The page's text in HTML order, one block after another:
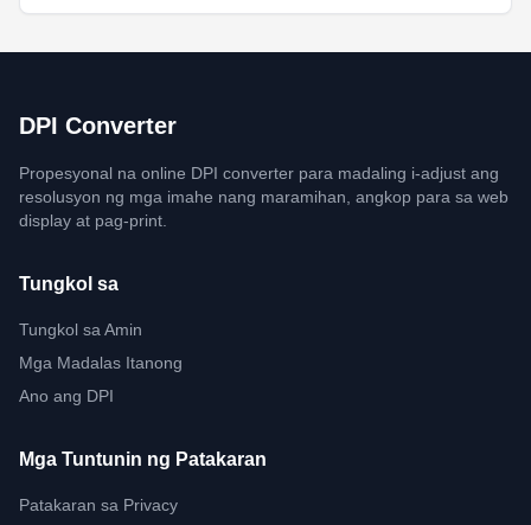
DPI Converter
Propesyonal na online DPI converter para madaling i-adjust ang
resolusyon ng mga imahe nang maramihan, angkop para sa web
display at pag-print.
Tungkol sa
Tungkol sa Amin
Mga Madalas Itanong
Ano ang DPI
Mga Tuntunin ng Patakaran
Patakaran sa Privacy